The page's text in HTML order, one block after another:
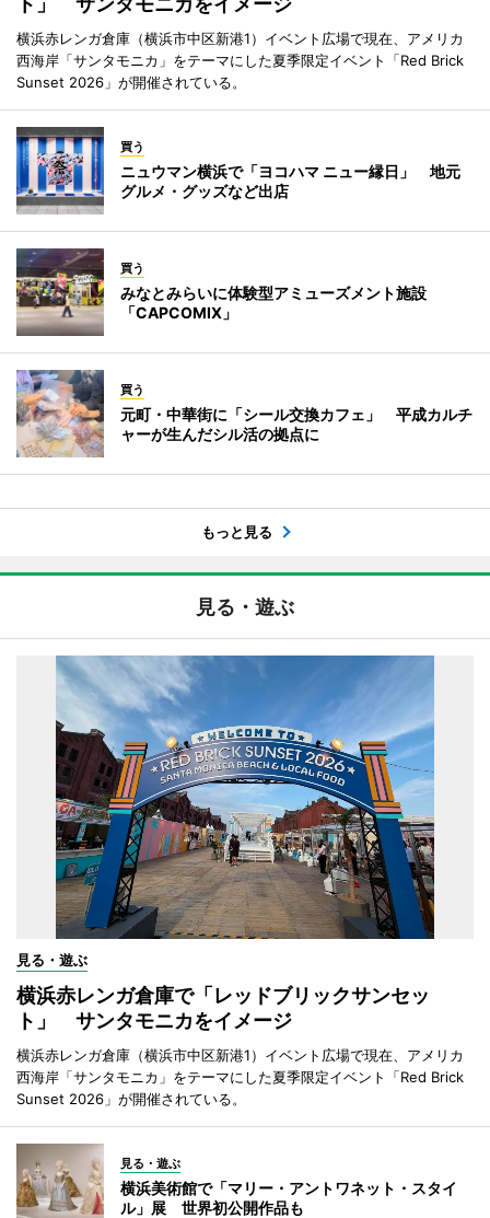
横浜赤レンガ倉庫（横浜市中区新港1）イベント広場で現在、アメリカ
西海岸「サンタモニカ」をテーマにした夏季限定イベント「Red Brick
Sunset 2026」が開催されている。
買う
ニュウマン横浜で「ヨコハマ ニュー縁日」 地元
グルメ・グッズなど出店
買う
みなとみらいに体験型アミューズメント施設
「CAPCOMIX」
買う
元町・中華街に「シール交換カフェ」 平成カルチ
ャーが生んだシル活の拠点に
もっと見る
見る・遊ぶ
見る・遊ぶ
横浜赤レンガ倉庫で「レッドブリックサンセッ
ト」 サンタモニカをイメージ
横浜赤レンガ倉庫（横浜市中区新港1）イベント広場で現在、アメリカ
西海岸「サンタモニカ」をテーマにした夏季限定イベント「Red Brick
Sunset 2026」が開催されている。
見る・遊ぶ
横浜美術館で「マリー・アントワネット・スタイ
ル」展 世界初公開作品も